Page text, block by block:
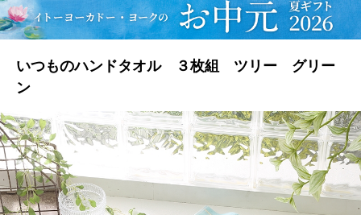
いつものハンドタオル ３枚組 ツリー グリー
ン